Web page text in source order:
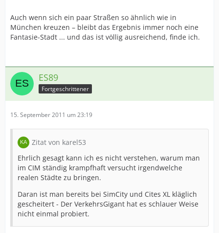
Auch wenn sich ein paar Straßen so ähnlich wie in
München kreuzen – bleibt das Ergebnis immer noch eine
Fantasie-Stadt ... und das ist völlig ausreichend, finde ich.
ES89
Fortgeschrittener
15. September 2011 um 23:19
Zitat von karel53
Ehrlich gesagt kann ich es nicht verstehen, warum man
im CIM ständig krampfhaft versucht irgendwelche
realen Städte zu bringen.
Daran ist man bereits bei SimCity und Cites XL kläglich
gescheitert - Der VerkehrsGigant hat es schlauer Weise
nicht einmal probiert.